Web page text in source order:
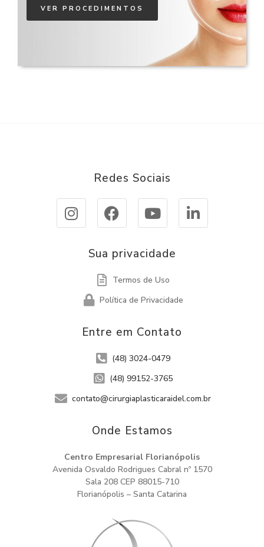
VER PROCEDIMENTOS
Entre em Contato
(48) 3024-0479
(48) 99152-3765
contato@cirurgiaplasticaraidel.com.br
Onde Estamos​
Centro Empresarial Florianópolis
Avenida Osvaldo Rodrigues Cabral nº 1570
Sala 208 CEP 88015-710
Florianópolis – Santa Catarina
Redes Sociais
Sua privacidade
Termos de Uso
Política de Privacidade